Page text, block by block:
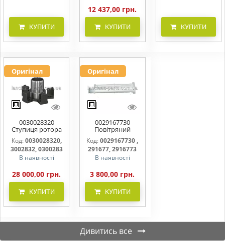
КУПИТИ
12 437,00 грн.
КУПИТИ КУПИТИ
Оригінал
0030028320
Ступиця ротора
CLAAS
Код:0030028320,
3002832, 0300283
В наявності
28 000,00 грн.
КУПИТИ
Оригінал
0029167730
Повітряний
фільтр бака
(фільтр AdBlue)
Код: 0029167730 ,
291677, 2916773
В наявності
3 800,00 грн.
КУПИТИ
Дивитись все